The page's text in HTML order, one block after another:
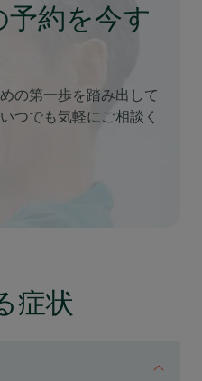
約を今す
の第一歩を踏み出して
つでも気軽にご相談く
症状